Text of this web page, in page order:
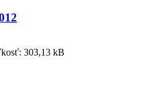
303,13 kB